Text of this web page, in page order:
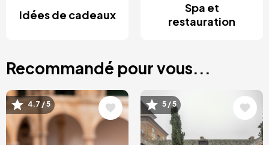
Idées de cadeaux
Spa et
restauration
Recommandé pour vous...
Image
4.7 / 5 Image
5 / 5